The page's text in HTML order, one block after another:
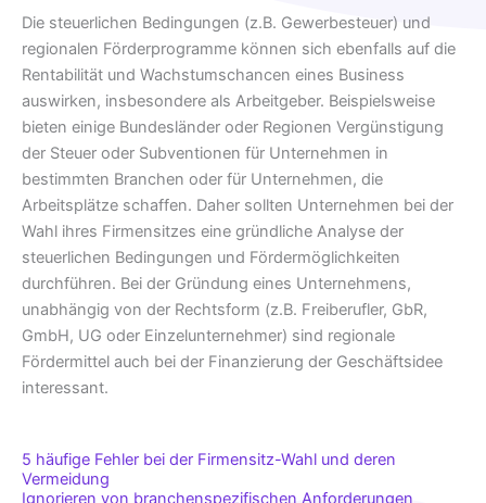
Die steuerlichen Bedingungen (z.B. Gewerbesteuer) und
regionalen Förderprogramme können sich ebenfalls auf die
Rentabilität und Wachstumschancen eines Business
auswirken, insbesondere als Arbeitgeber. Beispielsweise
bieten einige Bundesländer oder Regionen Vergünstigung
der Steuer oder Subventionen für Unternehmen in
bestimmten Branchen oder für Unternehmen, die
Arbeitsplätze schaffen. Daher sollten Unternehmen bei der
Wahl ihres Firmensitzes eine gründliche Analyse der
steuerlichen Bedingungen und Fördermöglichkeiten
durchführen. Bei der Gründung eines Unternehmens,
unabhängig von der Rechtsform (z.B. Freiberufler, GbR,
GmbH, UG oder Einzelunternehmer) sind regionale
Fördermittel auch bei der Finanzierung der Geschäftsidee
interessant.
5 häufige Fehler bei der Firmensitz-Wahl und deren
Vermeidung
Ignorieren von branchenspezifischen Anforderungen